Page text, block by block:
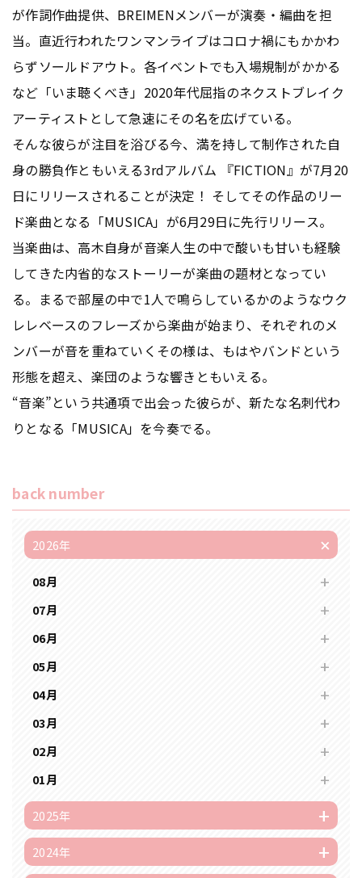
が作詞作曲提供、BREIMENメンバーが演奏・編曲を担
当。直近行われたワンマンライブはコロナ禍にもかかわ
らずソールドアウト。各イベントでも入場規制がかかる
など「いま聴くべき」2020年代屈指のネクストブレイク
アーティストとして急速にその名を広げている。
そんな彼らが注目を浴びる今、満を持して制作された自
身の勝負作ともいえる3rdアルバム 『FICTION』が7月20
日にリリースされることが決定！ そしてその作品のリー
ド楽曲となる「MUSICA」が6月29日に先行リリース。
当楽曲は、高木自身が音楽人生の中で酸いも甘いも経験
してきた内省的なストーリーが楽曲の題材となってい
る。まるで部屋の中で1人で鳴らしているかのようなウク
レレベースのフレーズから楽曲が始まり、それぞれのメ
ンバーが音を重ねていくその様は、もはやバンドという
形態を超え、楽団のような響きともいえる。
“音楽”という共通項で出会った彼らが、新たな名刺代わ
りとなる「MUSICA」を今奏でる。
back number
2026年
08月
07月
06月
05月
04月
03月
02月
01月
2025年
2024年